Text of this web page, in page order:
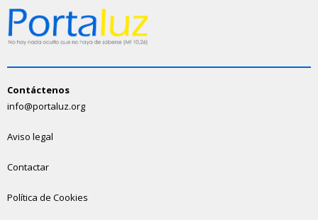
Contáctenos
info@portaluz.org
Aviso legal
Contactar
Política de Cookies